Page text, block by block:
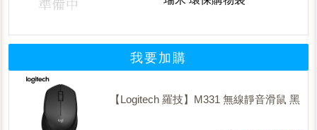
我要加購
【Logitech 羅技】M331 無線靜音滑鼠 黑